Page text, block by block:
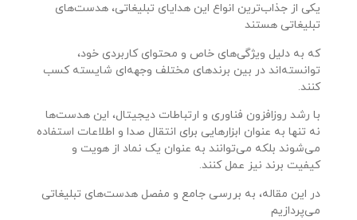
یکی از جذاب‌ترین انواع این هدایای تبلیغاتی، هدست‌های
تبلیغاتی هستند
که به دلیل ویژگی‌های خاص و محتوای کاربردی خود،
توانسته‌اند در بین برندهای مختلف وجهه‌ای شایسته کسب
کنند.
با رشد روزافزون فناوری و ارتباطات دیجیتال، این هدست‌ها
نه تنها به عنوان ابزارهایی برای انتقال صدا و اطلاعات استفاده
می‌شوند بلکه می‌توانند به عنوان یک نماد از هویت و
کیفیت برند نیز عمل کنند.
در این مقاله، به بررسی جامع و مفصل هدست‌های تبلیغاتی
می‌پردازیم